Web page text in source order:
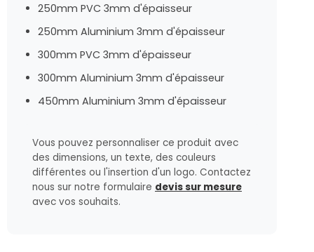
250mm PVC 3mm d'épaisseur
250mm Aluminium 3mm d'épaisseur
300mm PVC 3mm d'épaisseur
300mm Aluminium 3mm d'épaisseur
450mm Aluminium 3mm d'épaisseur
Vous pouvez personnaliser ce produit avec
des dimensions, un texte, des couleurs
différentes ou l'insertion d'un logo. Contactez
nous sur notre formulaire devis sur mesure
avec vos souhaits.